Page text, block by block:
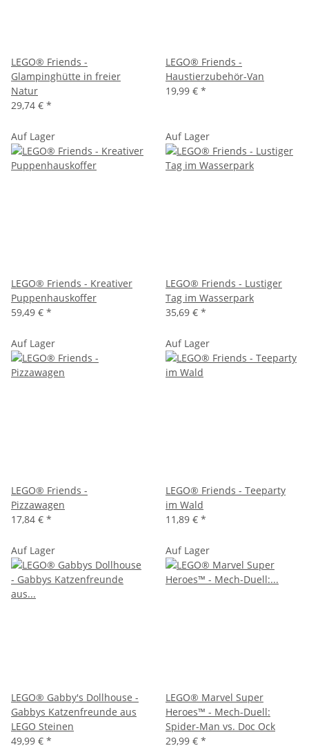
LEGO® Friends -
Glampinghütte in freier
Natur
29,74 € *
LEGO® Friends -
Haustierzubehör-Van
19,99 € *
Auf Lager
LEGO® Friends - Kreativer
Puppenhauskoffer
59,49 € *
Auf Lager
LEGO® Friends - Lustiger
Tag im Wasserpark
35,69 € *
Auf Lager
LEGO® Friends -
Pizzawagen
17,84 € *
Auf Lager
LEGO® Friends - Teeparty
im Wald
11,89 € *
Auf Lager
LEGO® Gabby's Dollhouse -
Gabbys Katzenfreunde aus
LEGO Steinen
49,99 € *
Auf Lager
LEGO® Marvel Super
Heroes™ - Mech-Duell:
Spider-Man vs. Doc Ock
29,99 € *